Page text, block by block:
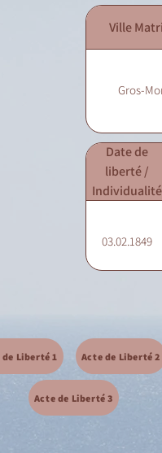
Ville
Gros-
Date de
liberté /
Individualité
03.02.1849
de Liberté 1 Acte de Liberté 2
Acte de Liberté 3